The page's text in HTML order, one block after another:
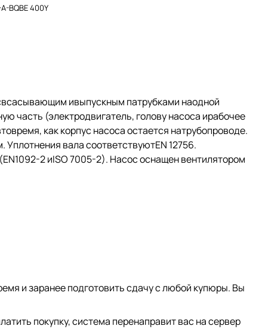
BQBE 400Y
ивыпускным патрубками наодной
часть (электродвигатель, голову насоса ирабочее
как корпус насоса остается натрубопроводе.
вала соответствуютEN 12756.
2 иISO 7005-2). Насос оснащен вентилятором
и заранее подготовить сдачу с любой купюры. Вы
покупку, система перенаправит вас на сервер